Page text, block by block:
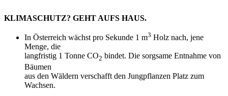
KLIMASCHUTZ? GEHT AUFS HAUS.
In Österreich wächst pro Sekunde 1 m3 Holz nach, jene
Menge, die
langfristig 1 Tonne CO2 bindet. Die sorgsame Entnahme von
Bäumen
aus den Wäldern verschafft den Jungpflanzen Platz zum
Wachsen.